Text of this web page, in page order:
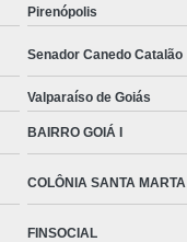
Pirenópolis
Senador Canedo Catalão
Valparaíso de Goiás
BAIRRO GOIÁ I
COLÔNIA SANTA MARTA
FINSOCIAL